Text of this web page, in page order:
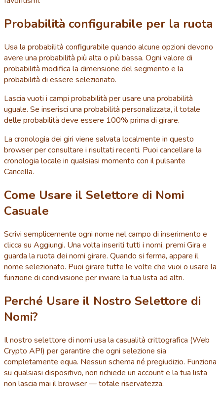
Probabilità configurabile per la ruota
Usa la probabilità configurabile quando alcune opzioni devono
avere una probabilità più alta o più bassa. Ogni valore di
probabilità modifica la dimensione del segmento e la
probabilità di essere selezionato.
Lascia vuoti i campi probabilità per usare una probabilità
uguale. Se inserisci una probabilità personalizzata, il totale
delle probabilità deve essere 100% prima di girare.
La cronologia dei giri viene salvata localmente in questo
browser per consultare i risultati recenti. Puoi cancellare la
cronologia locale in qualsiasi momento con il pulsante
Cancella.
Come Usare il Selettore di Nomi
Casuale
Scrivi semplicemente ogni nome nel campo di inserimento e
clicca su Aggiungi. Una volta inseriti tutti i nomi, premi Gira e
guarda la ruota dei nomi girare. Quando si ferma, appare il
nome selezionato. Puoi girare tutte le volte che vuoi o usare la
funzione di condivisione per inviare la tua lista ad altri.
Perché Usare il Nostro Selettore di
Nomi?
Il nostro selettore di nomi usa la casualità crittografica (Web
Crypto API) per garantire che ogni selezione sia
completamente equa. Nessun schema né pregiudizio. Funziona
su qualsiasi dispositivo, non richiede un account e la tua lista
non lascia mai il browser — totale riservatezza.